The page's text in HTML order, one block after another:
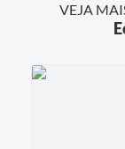
VEJA